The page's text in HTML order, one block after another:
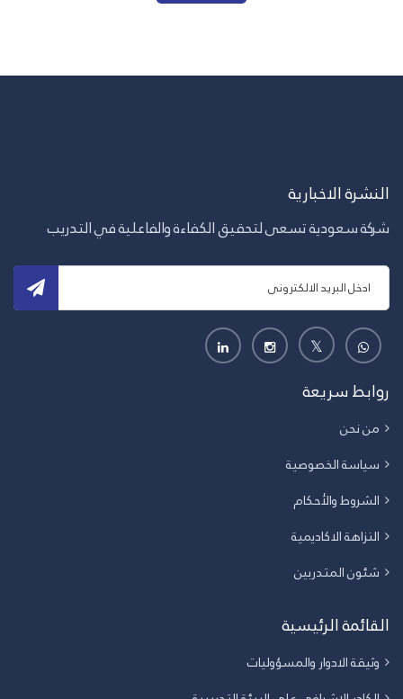
النشرة الاخبارية
شركة سعودية تسعى لتحقيق الكفاءة والفاعلية في التدريب
روابط سريعة
من نحن
سياسة الخصوصية
الشروط والأحكام
النزاهة الاكاديمية
شئون المتدربين
القائمة الرئيسية
وثيقة الادوار والمسؤوليات